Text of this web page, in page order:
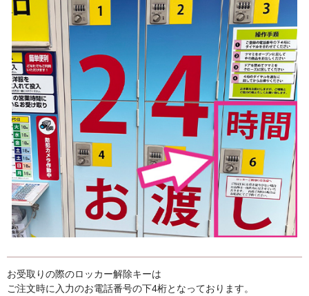
お受取りの際のロッカー解除キーは
ご注文時に入力のお電話番号の下4桁となっております。